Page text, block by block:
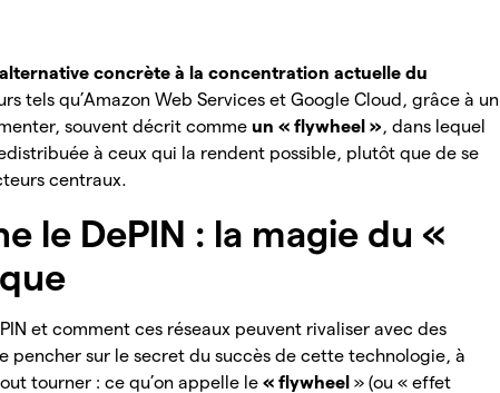
concrète à la concentration actuelle du
tels qu’Amazon Web Services et Google Cloud, grâce à un
souvent décrit comme un « flywheel », dans lequel
à ceux qui la rendent possible, plutôt que de se
centraux.
le DePIN : la magie du «
et comment ces réseaux peuvent rivaliser avec des
pencher sur le secret du succès de cette technologie, à
tourner : ce qu’on appelle le« flywheel» (ou « effet